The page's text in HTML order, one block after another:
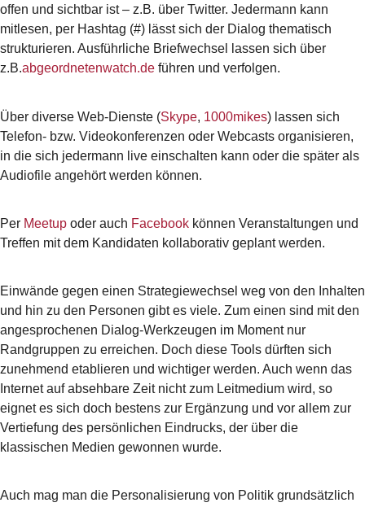
offen und sichtbar ist – z.B. über Twitter. Jedermann kann
mitlesen, per Hashtag (#) lässt sich der Dialog thematisch
strukturieren. Ausführliche Briefwechsel lassen sich über
z.B.abgeordnetenwatch.de führen und verfolgen.
Über diverse Web-Dienste (Skype, 1000mikes) lassen sich
Telefon- bzw. Videokonferenzen oder Webcasts organisieren,
in die sich jedermann live einschalten kann oder die später als
Audiofile angehört werden können.
Per Meetup oder auch Facebook können Veranstaltungen und
Treffen mit dem Kandidaten kollaborativ geplant werden.
Einwände gegen einen Strategiewechsel weg von den Inhalten
und hin zu den Personen gibt es viele. Zum einen sind mit den
angesprochenen Dialog-Werkzeugen im Moment nur
Randgruppen zu erreichen. Doch diese Tools dürften sich
zunehmend etablieren und wichtiger werden. Auch wenn das
Internet auf absehbare Zeit nicht zum Leitmedium wird, so
eignet es sich doch bestens zur Ergänzung und vor allem zur
Vertiefung des persönlichen Eindrucks, der über die
klassischen Medien gewonnen wurde.
Auch mag man die Personalisierung von Politik grundsätzlich